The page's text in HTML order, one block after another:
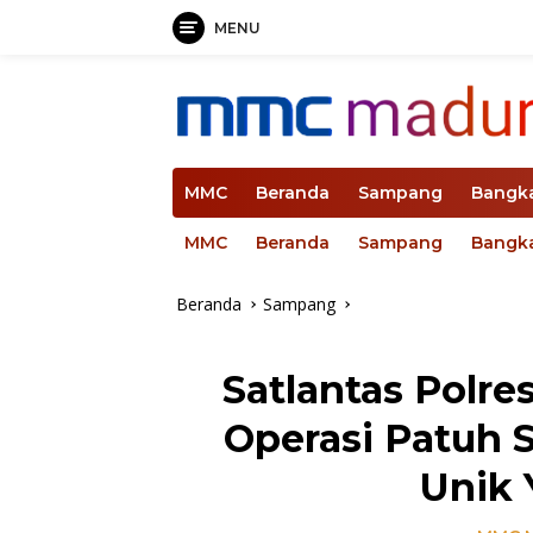
MENU
MMC Beranda Sampang
MMC Beranda Sampang
Beranda Sampang
Satlantas
Operasi Patuh
Unik